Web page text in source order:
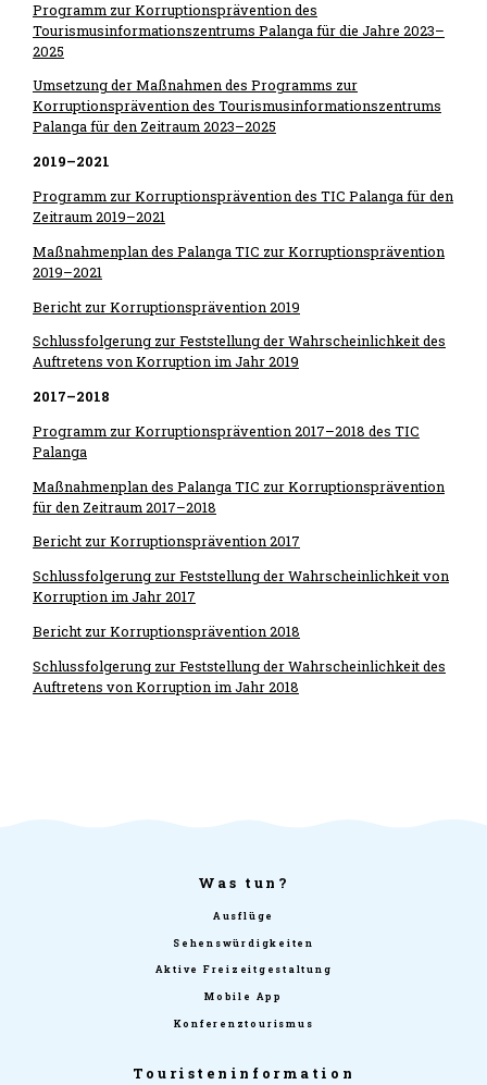
Programm zur Korruptionsprävention des
Tourismusinformationszentrums Palanga für die Jahre 2023–
2025
Umsetzung der Maßnahmen des Programms zur
Korruptionsprävention des Tourismusinformationszentrums
Palanga für den Zeitraum 2023–2025
2019–2021
Programm zur Korruptionsprävention des TIC Palanga für den
Zeitraum 2019–2021
Maßnahmenplan des Palanga TIC zur Korruptionsprävention
2019–2021
Bericht zur Korruptionsprävention 2019
Schlussfolgerung zur Feststellung der Wahrscheinlichkeit des
Auftretens von Korruption im Jahr 2019
2017–2018
Programm zur Korruptionsprävention 2017–2018 des TIC
Palanga
Maßnahmenplan des Palanga TIC zur Korruptionsprävention
für den Zeitraum 2017–2018
Bericht zur Korruptionsprävention 2017
Schlussfolgerung zur Feststellung der Wahrscheinlichkeit von
Korruption im Jahr 2017
Bericht zur Korruptionsprävention 2018
Schlussfolgerung zur Feststellung der Wahrscheinlichkeit des
Auftretens von Korruption im Jahr 2018
Was tun?
Ausflüge
Sehenswürdigkeiten
Aktive Freizeitgestaltung
Mobile App
Konferenztourismus
Touristeninformation